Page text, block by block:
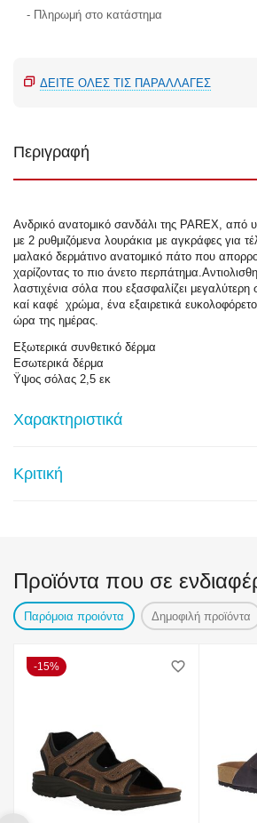
- Πληρωμή στο κατάστημα
ΔΕΊΤΕ ΌΛΕΣ ΤΙΣ ΠΑΡΑΛΛΑΓΈΣ
Περιγραφή
Ανδρικό ανατομικό σανδάλι της PAREX, από
με 2 ρυθμιζόμενα λουράκια με αγκράφες για
μαλακό δερμάτινο ανατομικό πάτο που
χαρίζοντας το πιο άνετο
λαστιχένια σόλα που εξασφαλίζει
καί καφέ χρώμα, ένα εξαιρετικά
ώρα της ημέρας.
Εξωτερικά συνθετικό δέρμα
Εσωτερικά δέρμα
Ϋψος σόλας 2,5 εκ
Χαρακτηριστικά
Κριτική
Προϊόντα που σε
Παρόμοια προιόντα Δημοφιλή προϊόντα
15%